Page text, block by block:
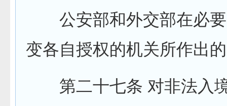
公安部和外交部在必要
变各自授权的机关所作出
第二十七条 对非法入